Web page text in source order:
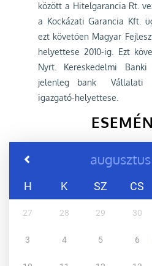
között a Hitelgarancia Rt.
a Kockázati Garancia Kft.
ezt követően Magyar
helyettese 2010-ig. Ezt
Nyrt. Kereskedelmi
jelenleg bank Vállalati
igazgató-helyettese.
H K SZ CS
27 28 29 30
3 4 5 6